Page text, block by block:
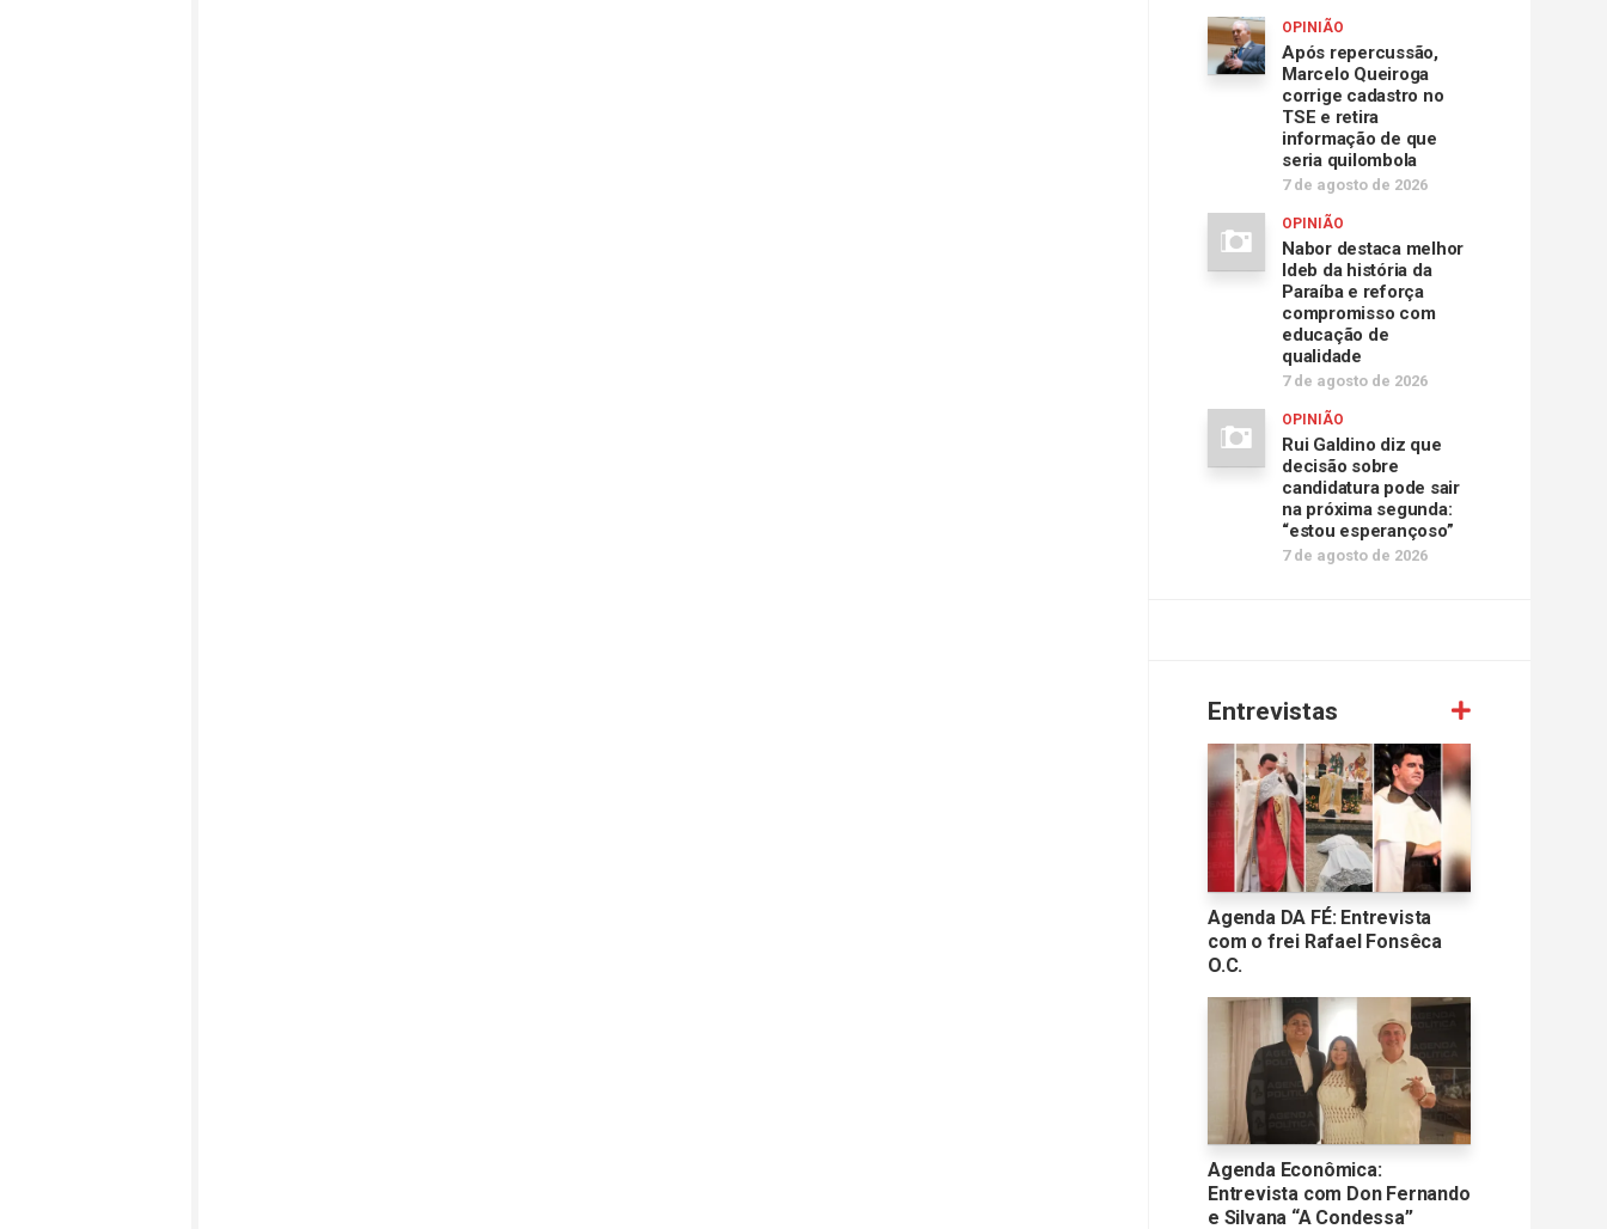
OPINIÃO
Após repercussão,
Marcelo Queiroga
corrige cadastro no
TSE e retira
informação de que
seria quilombola
7 de agosto de 2026
OPINIÃO
Nabor destaca melhor
Ideb da história da
Paraíba e reforça
compromisso com
educação de
qualidade
7 de agosto de 2026
OPINIÃO
Rui Galdino diz que
decisão sobre
candidatura pode sair
na próxima segunda:
“estou esperançoso”
7 de agosto de 2026
Entrevistas
Agenda DA FÉ: Entrevista
com o frei Rafael Fonsêca
O.C.
Agenda Econômica:
Entrevista com Don Fernando
e Silvana “A Condessa”